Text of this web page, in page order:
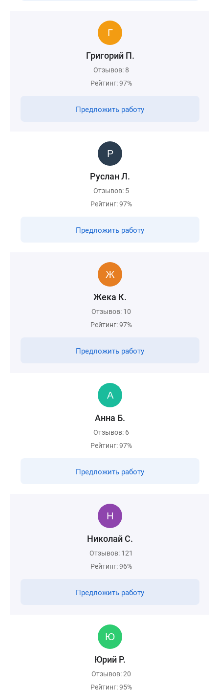
Григорий П.
Отзывов: 8
Рейтинг: 97%
Предложить работу
Руслан Л.
Отзывов: 5
Рейтинг: 97%
Предложить работу
Жека К.
Отзывов: 10
Рейтинг: 97%
Предложить работу
Анна Б.
Отзывов: 6
Рейтинг: 97%
Предложить работу
Николай С.
Отзывов: 121
Рейтинг: 96%
Предложить работу
Юрий Р.
Отзывов: 20
Рейтинг: 95%